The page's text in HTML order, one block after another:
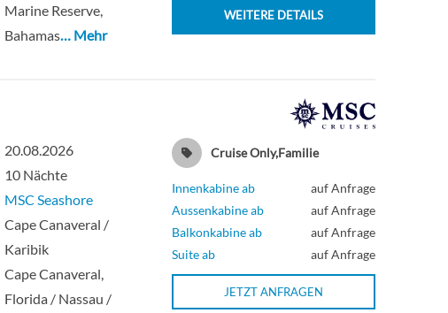
Marine Reserve,
Bahamas… Mehr
WEITERE DETAILS
20.08.2026
10 Nächte
MSC Seashore
Cape Canaveral /
Karibik
Cape Canaveral,
Florida / Nassau /
Cruise Only,Familie
Innenkabine ab
auf Anfrage
Aussenkabine ab
auf Anfrage
Balkonkabine ab
auf Anfrage
Suite ab
auf Anfrage
JETZT ANFRAGEN